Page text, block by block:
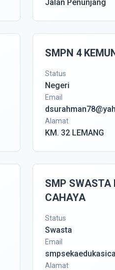
Jalan Penunjang
SMPN 4
Status
Negeri
Email
Alamat
KM. 32 LEMANG
SMP SWASTA
CAHAYA
Status
Swasta
Email
Alamat